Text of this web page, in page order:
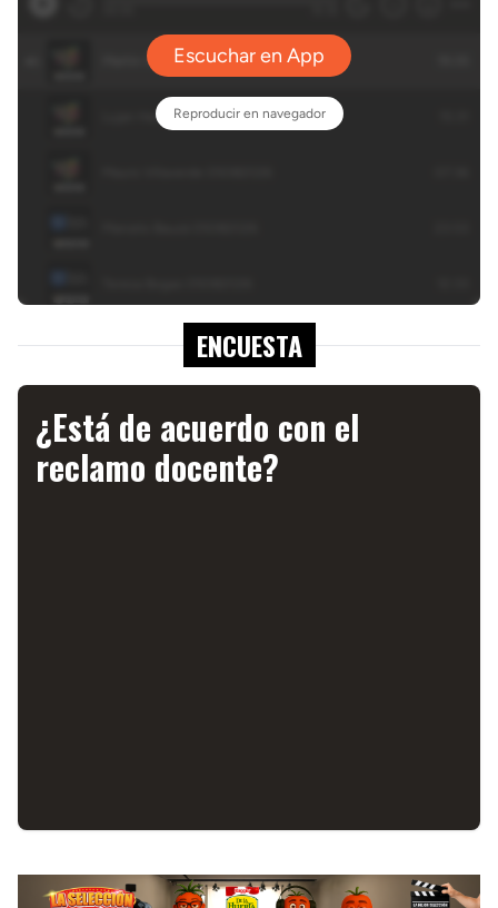
ENCUESTA
¿Está de acuerdo con el
reclamo docente?